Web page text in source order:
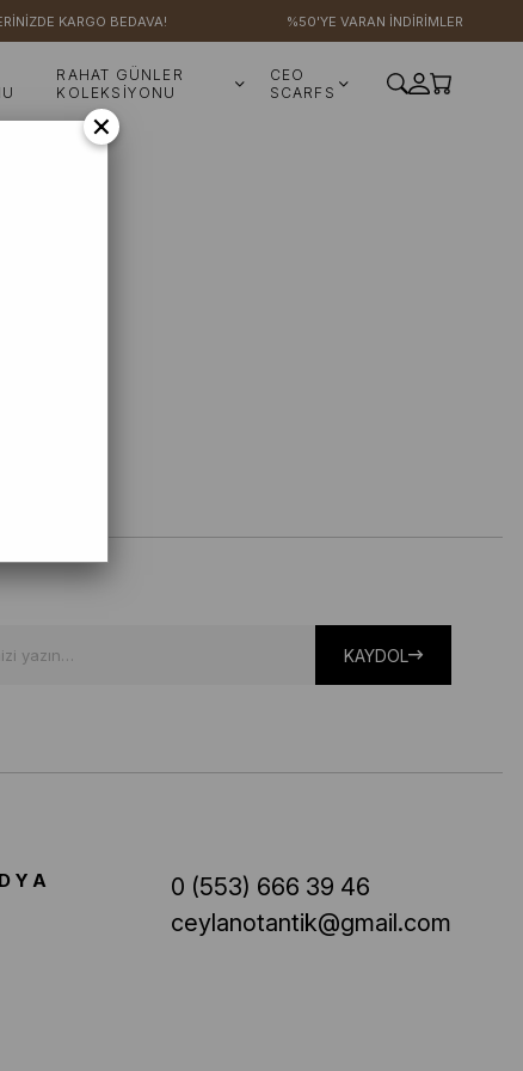
KARGO BEDAVA! %50'YE VARAN İNDİRİMLER
RAHAT GÜNLER
KOLEKSİYONU
CEO
SCARFS
KAYDOL
0 (553) 666 39 46
ceylanotantik@gmail.com
×